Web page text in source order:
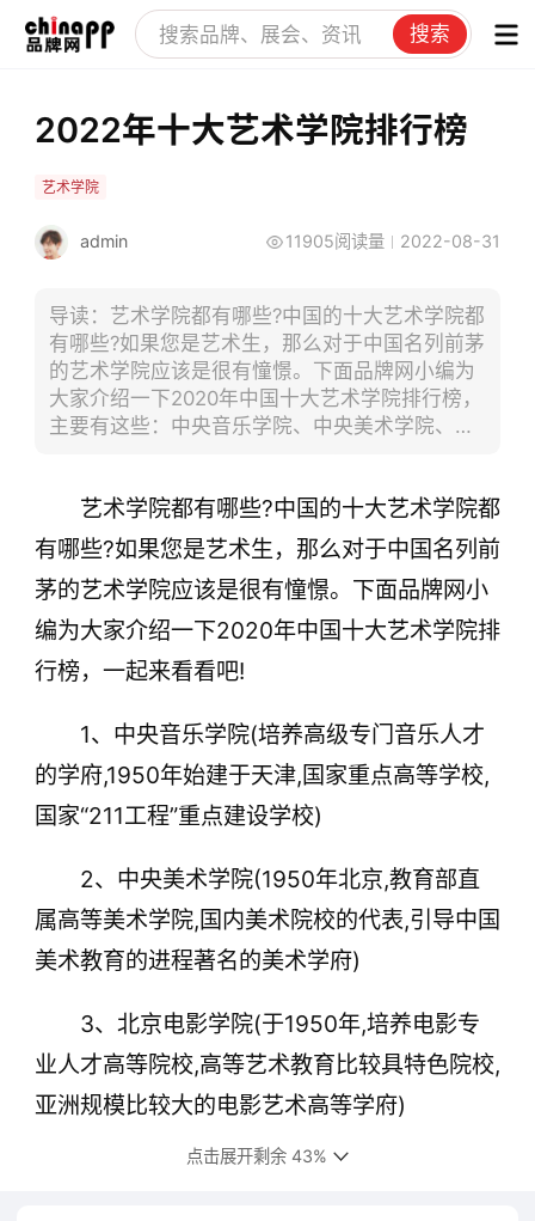
搜索
2022年十大艺术学院排行榜
艺术学院
admin 11905阅读量 2022-08-31
导读：艺术学院都有哪些?中国的十大艺术学院都
有哪些?如果您是艺术生，那么对于中国名列前茅
的艺术学院应该是很有憧憬。下面品牌网小编为
大家介绍一下2020年中国十大艺术学院排行榜，
主要有这些：中央音乐学院、中央美术学院、北
艺术学院、广西艺术学院等。
艺术学院都有哪些?中国的十大艺术学院都
有哪些?如果您是艺术生，那么对于中国名列前
茅的艺术学院应该是很有憧憬。下面品牌网小
编为大家介绍一下2020年中国十大艺术学院排
行榜，一起来看看吧!
1、中央音乐学院(培养高级专门音乐人才
的学府,1950年始建于天津,国家重点高等学校,
国家“211工程”重点建设学校)
2、中央美术学院(1950年北京,教育部直
属高等美术学院,国内美术院校的代表,引导中国
美术教育的进程著名的美术学府)
3、北京电影学院(于1950年,培养电影专
业人才高等院校,高等艺术教育比较具特色院校,
亚洲规模比较大的电影艺术高等学府)
4、中央戏剧学院(教育部直属,中国戏剧艺
点击展开剩余 43%